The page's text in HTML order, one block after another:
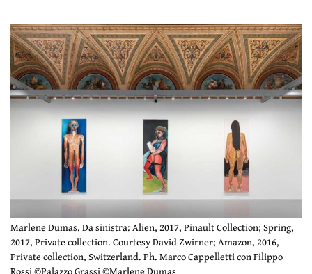
Marlene Dumas. Da sinistra: Alien, 2017, Pinault Collection; Spring,
2017, Private collection. Courtesy David Zwirner; Amazon, 2016,
Private collection, Switzerland. Ph. Marco Cappelletti con Filippo
Rossi ©Palazzo Grassi ©Marlene Dumas